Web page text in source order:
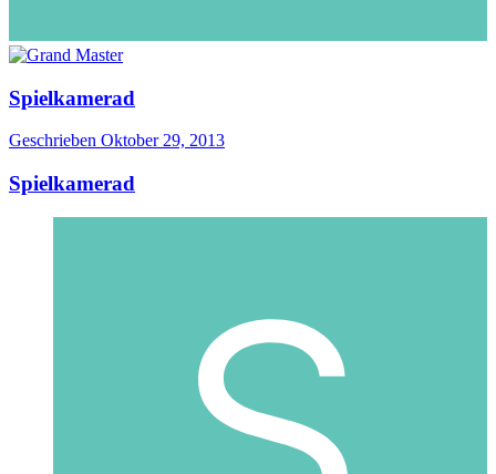
Spielkamerad
Geschrieben Oktober 29, 2013
Spielkamerad